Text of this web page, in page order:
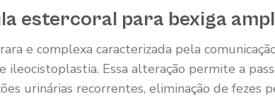
estercoral para bexiga
e complexa caracterizada pela
Essa alteração permite a
urinárias recorrentes, eliminação de fezes